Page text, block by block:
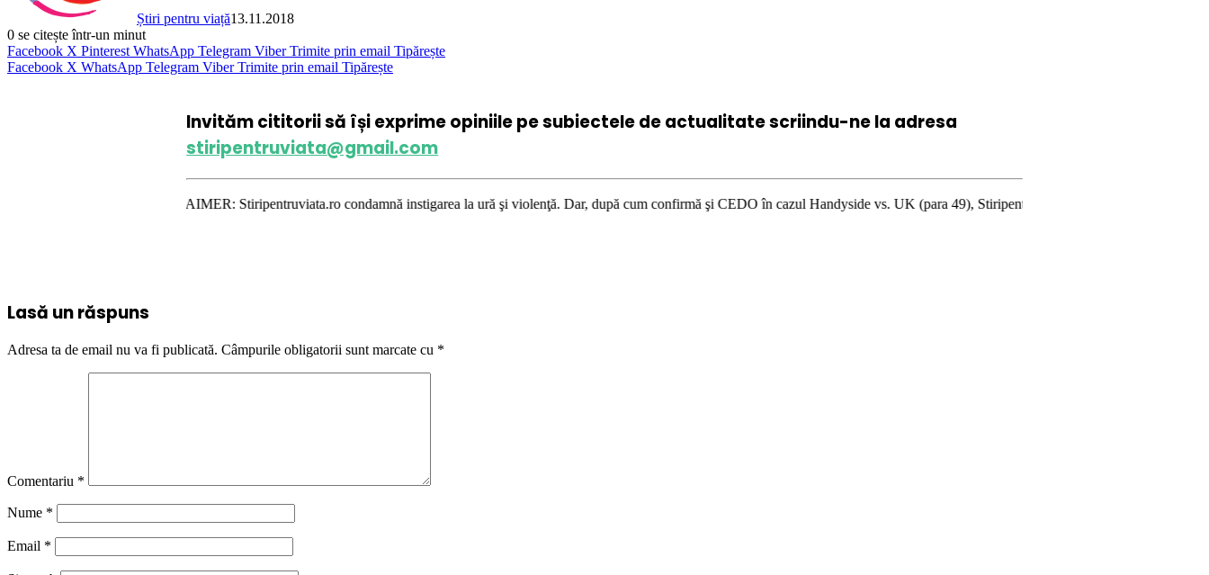
Știri pentru viață13.11.2018
0 se citește într-un minut
Facebook X Pinterest WhatsApp Telegram Viber Trimite prin email Tipărește
Facebook X WhatsApp Telegram Viber Trimite prin email Tipărește
Invităm cititorii să își exprime opiniile pe subiectele de actualitate scriindu-ne la adresa
stiripentruviata@gmail.com
DISCLAIMER: Stiripentruviata.ro condamnă instigarea la ură şi violenţă. Dar, după cum confirmă şi CEDO în cazul Handyside vs. UK (para 49), Stiripentruviata.ro consideră că dezbaterea
Lasă un răspuns
Adresa ta de email nu va fi publicată. Câmpurile obligatorii sunt marcate cu *
Comentariu *
Nume *
Email *